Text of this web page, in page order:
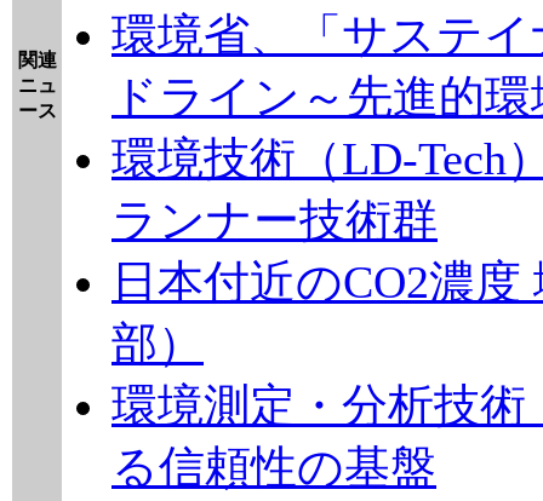
関連
ニュ
ース
環境省、「サステ
ドライン～先進的
環境技術（LD‑Tech
ランナー技術群
日本付近のCO2濃
部）
環境測定・分析技
る信頼性の基盤